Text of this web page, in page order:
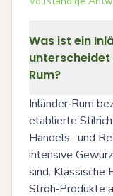
Was ist ein
Rum?
Inländer‑Rum
etablierte
Handels- und
intensive
sind. Klassische
Stroh‑Produkte